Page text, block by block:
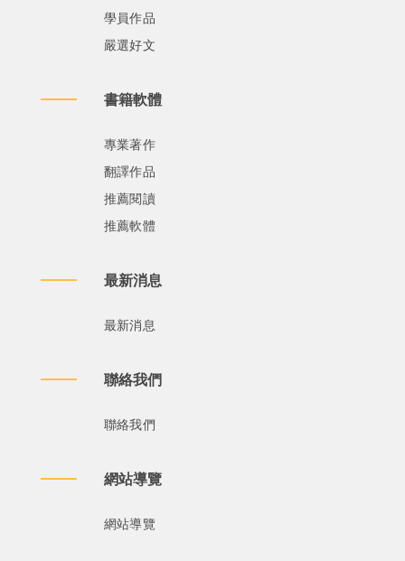
學員作品
嚴選好文
書籍軟體
專業著作
翻譯作品
推薦閱讀
推薦軟體
最新消息
最新消息
聯絡我們
聯絡我們
網站導覽
網站導覽